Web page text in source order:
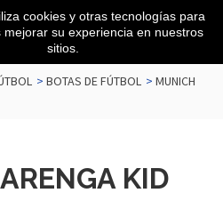
> BOTAS DE FÚTBOL > MUNICH
KID
cookies y otras tecnologías para
mejorar su experiencia en nuestros
sitios.